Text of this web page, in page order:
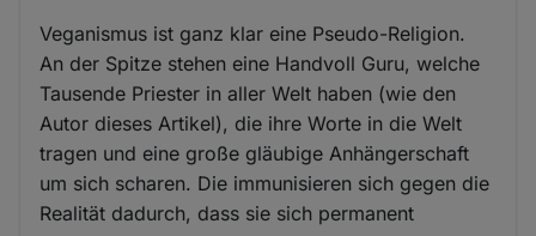
Veganismus ist ganz klar eine Pseudo-Religion.
An der Spitze stehen eine Handvoll Guru, welche
Tausende Priester in aller Welt haben (wie den
Autor dieses Artikel), die ihre Worte in die Welt
tragen und eine große gläubige Anhängerschaft
um sich scharen. Die immunisieren sich gegen die
Realität dadurch, dass sie sich permanent